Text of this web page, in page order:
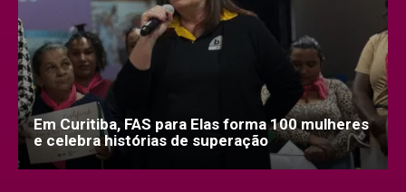
Em Curitiba, FAS para Elas forma 100 mulheres
e celebra histórias de superação